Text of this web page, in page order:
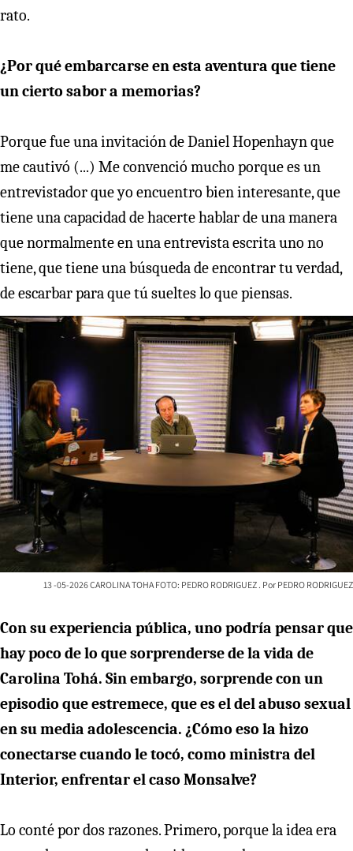
rato.
¿Por qué embarcarse en esta aventura que tiene
un cierto sabor a memorias?
Porque fue una invitación de Daniel Hopenhayn que
me cautivó (...) Me convenció mucho porque es un
entrevistador que yo encuentro bien interesante, que
tiene una capacidad de hacerte hablar de una manera
que normalmente en una entrevista escrita uno no
tiene, que tiene una búsqueda de encontrar tu verdad,
de escarbar para que tú sueltes lo que piensas.
13 -05-2026 CAROLINA TOHA FOTO: PEDRO RODRIGUEZ PEDRO RODRIGUEZ
Con su experiencia pública, uno podría pensar que
hay poco de lo que sorprenderse de la vida de
Carolina Tohá. Sin embargo, sorprende con un
episodio que estremece, que es el del abuso sexual
en su media adolescencia. ¿Cómo eso la hizo
conectarse cuando le tocó, como ministra del
Interior, enfrentar el caso Monsalve?
Lo conté por dos razones. Primero, porque la idea era